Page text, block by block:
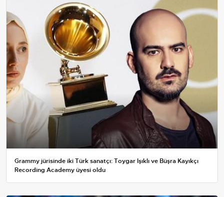
Grammy jürisinde iki Türk sanatçı: Toygar Işıklı ve Büşra Kayıkçı
Recording Academy üyesi oldu